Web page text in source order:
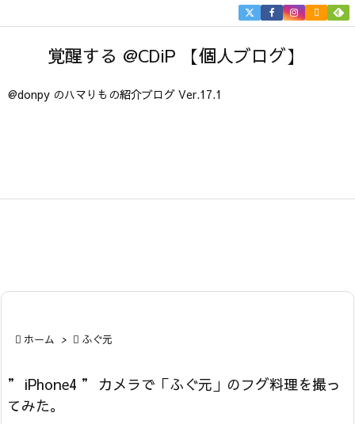
覚醒する @CDiP 【個人ブログ】
@donpy のハマりもの紹介ブログ Ver.17.1


 ホーム >  ふぐ元
” iPhone4 ” カメラで「ふぐ元」のフグ料理を撮っ
てみた。